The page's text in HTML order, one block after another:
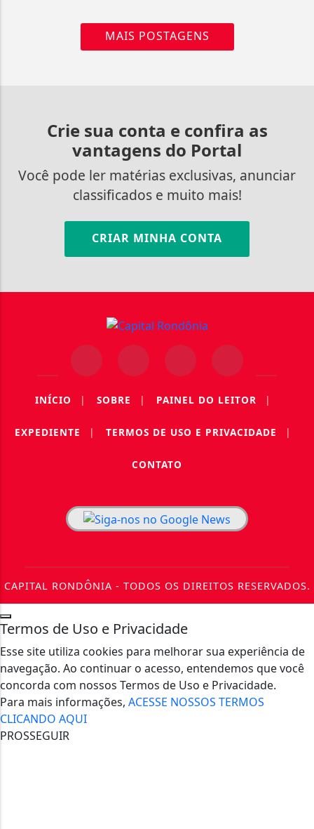
MAIS POSTAGENS
Crie sua conta e confira as
vantagens do Portal
Você pode ler matérias exclusivas, anunciar
classificados e muito mais!
CRIAR MINHA CONTA
INÍCIO | SOBRE | PAINEL DO LEITOR |
EXPEDIENTE | TERMOS DE USO E PRIVACIDADE |
CONTATO
CAPITAL RONDÔNIA - TODOS OS DIREITOS RESERVADOS.
Termos de Uso e Privacidade
Esse site utiliza cookies para melhorar sua experiência de
navegação. Ao continuar o acesso, entendemos que você
concorda com nossos Termos de Uso e Privacidade.
Para mais informações, ACESSE NOSSOS TERMOS
CLICANDO AQUI
PROSSEGUIR